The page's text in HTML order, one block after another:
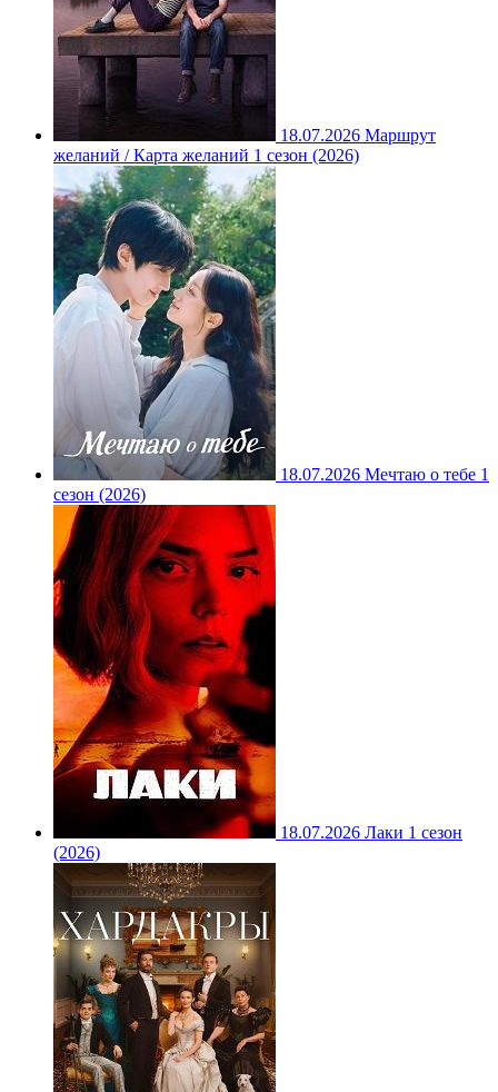
18.07.2026 Маршрут
желаний / Карта желаний 1 сезон (2026)
18.07.2026 Мечтаю о тебе 1
сезон (2026)
18.07.2026 Лаки 1 сезон
(2026)